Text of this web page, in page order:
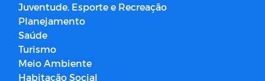
Juventude, Esporte e Recreação
Planejamento
Saúde
Turismo
Meio Ambiente
Habitação Social